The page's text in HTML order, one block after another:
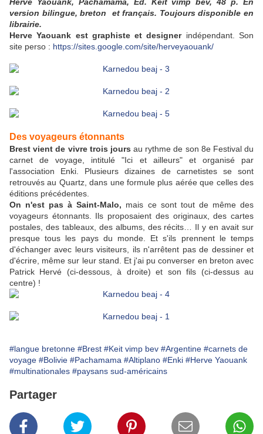
version bilingue, breton et français. Toujours disponible en
librairie.
Herve Yaouank est graphiste et designerindépendant. Son
site perso : https://sites.google.com/site/herveyaouank/
Des voyageurs étonnants
Brest vient de vivre trois jours au rythme de son 8e Festival du
carnet de voyage, intitulé "Ici et ailleurs" et organisé par
l'association Enki. Plusieurs dizaines de carnetistes se sont
retrouvés au Quartz, dans une formule plus aérée que celles des
éditions précédentes.
On n'est pas à Saint-Malo, mais ce sont tout de même des
voyageurs étonnants. Ils proposaient des originaux, des cartes
postales, des tableaux, des albums, des récits… Il y en avait sur
presque tous les pays du monde. Et s'ils prennent le temps
d'échanger avec leurs visiteurs, ils n'arrêtent pas de dessiner et
d'écrire, même sur leur stand. Et j'ai pu converser en breton avec
Patrick Hervé (ci-dessous, à droite) et son fils (ci-dessus au
centre) !
#langue bretonne #Brest #Keit vimp bev #Argentine #carnets de
voyage #Bolivie #Pachamama #Altiplano #Enki #Herve Yaouank
#multinationales #paysans sud-américains
Partager